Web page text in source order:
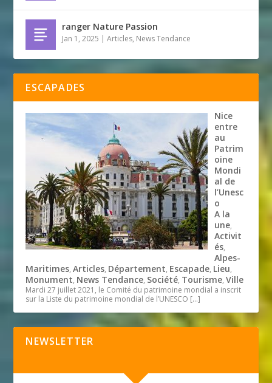
ranger Nature Passion
Jan 1, 2025 |Articles, News Tendance
ESCAPADES
Nice
entre
au
Patrim
oine
Mondi
al de
l’Unesc
o
A la
une,
Activit
és,
Alpes-
Maritimes,Articles, Département, Escapade, Lieu,
Monument, News Tendance, Société, Tourisme,Ville
Mardi 27 juillet 2021, le Comité du patrimoine mondial a inscrit
sur la Liste du patrimoine mondial de l’UNESCO […]
NEWSLETTER